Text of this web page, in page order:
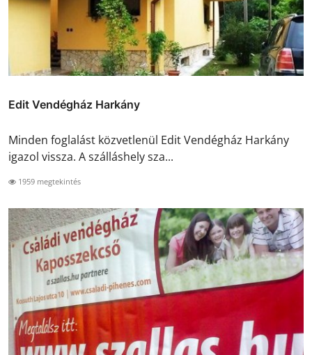
Edit Vendégház Harkány
Minden foglalást közvetlenül Edit Vendégház Harkány
igazol vissza. A szálláshely sza...
1959 megtekintés